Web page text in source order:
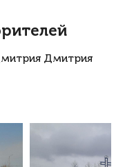
Дмитрия